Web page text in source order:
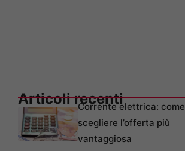
Articoli recentiCorrente elettrica: come
scegliere l’offerta più
vantaggiosa